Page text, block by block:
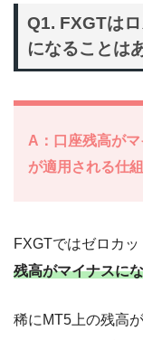
Q1. FXGTは
になることは
A：口座残高が
が適用される仕組
FXGTではゼロカッ
残高がマイナスに
稀にMT5上の残高